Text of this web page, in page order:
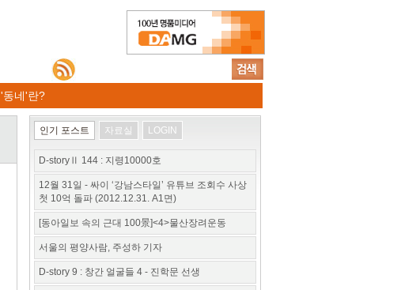
'동네'란?
인기 포스트 자료실 LOGIN
D-storyⅡ 144 : 지령10000호
12월 31일 - 싸이 ‘강남스타일’ 유튜브 조회수 사상
첫 10억 돌파 (2012.12.31. A1면)
[동아일보 속의 근대 100景]<4>물산장려운동
서울의 평양사람, 주성하 기자
D-story 9 : 창간 얼굴들 4 - 진학문 선생